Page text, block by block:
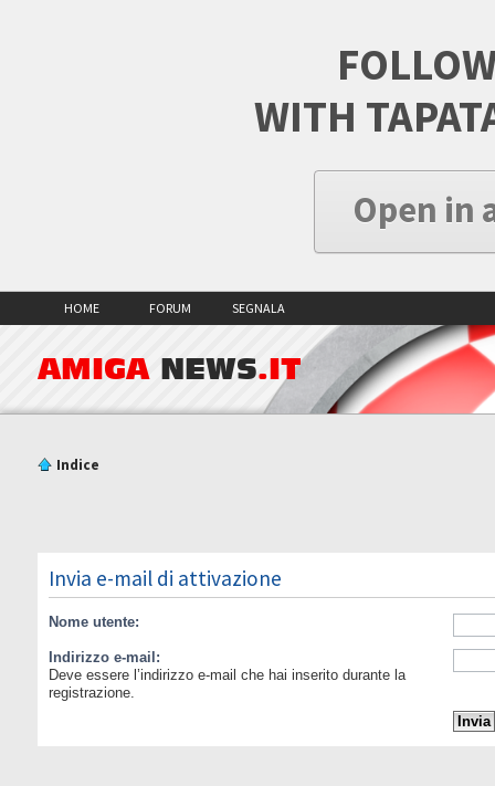
WITH
Open in
HOME FORUM SEGNALA
AMIGA NEWS.IT
Indice
Invia e-mail di attivazione
Nome utente:
Indirizzo e-mail:
Deve essere l’indirizzo e-mail che hai inserito durante la
registrazione.